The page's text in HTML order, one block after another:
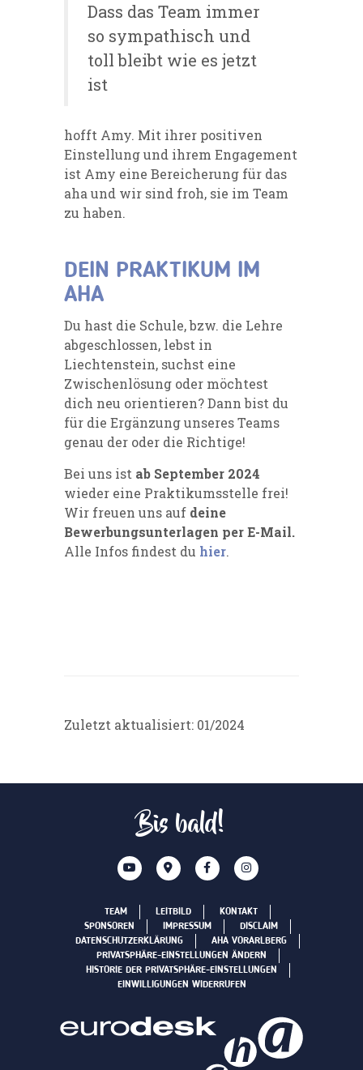
Dass das Team immer
so sympathisch und
toll bleibt wie es jetzt
ist
hofft Amy. Mit ihrer positiven
Einstellung und ihrem Engagement
ist Amy eine Bereicherung für das
aha und wir sind froh, sie im Team
zu haben.
DEIN PRAKTIKUM IM
AHA
Du hast die Schule, bzw. die Lehre
abgeschlossen, lebst in
Liechtenstein, suchst eine
Zwischenlösung oder möchtest
dich neu orientieren? Dann bist du
für die Ergänzung unseres Teams
genau der oder die Richtige!
Bei uns ist ab September 2024
wieder eine Praktikumsstelle frei!
Wir freuen uns auf deine
Bewerbungsunterlagen per E-Mail.
Alle Infos findest du hier.
Zuletzt aktualisiert: 01/2024
Bis bald!
TEAM LEITBILD
KONTAKT
SPONSOREN
IMPRESSUM
DISCLAIM
DATENSCHUTZERKLÄRUNG
AHA VORARLBERG
PRIVATSPHÄRE-EINSTELLUNGEN ÄNDERN
HISTORIE DER PRIVATSPHÄRE-EINSTELLUNGEN
EINWILLIGUNGEN WIDERRUFEN